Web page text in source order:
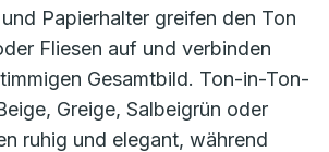
Papierhalter greifen den Ton
Fliesen auf und verbinden
Gesamtbild. Ton-in-Ton-
Greige, Salbeigrün oder
ruhig und elegant, während